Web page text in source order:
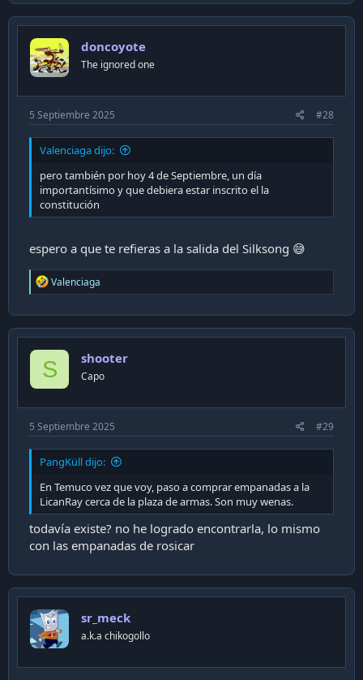
c
t
o
n
s
doncoyote
The ignored one
5 Septiembre 2025 #28
Valenciaga dijo:
pero también por hoy 4 de Septiembre, un día
importantísimo y que debiera estar inscrito el la
constitución
espero a que te refieras a la salida del Silksong 😅
R
e
c
t
o
n
Valenciaga
S shooter
Capo
5 Septiembre 2025 #29
PangKüll dijo:
En Temuco vez que voy, paso a comprar empanadas a la
LicanRay cerca de la plaza de armas. Son muy wenas.
todavía existe? no he logrado encontrarla, lo mismo
con las empanadas de rosicar
sr_meck
a.k.a chikogollo